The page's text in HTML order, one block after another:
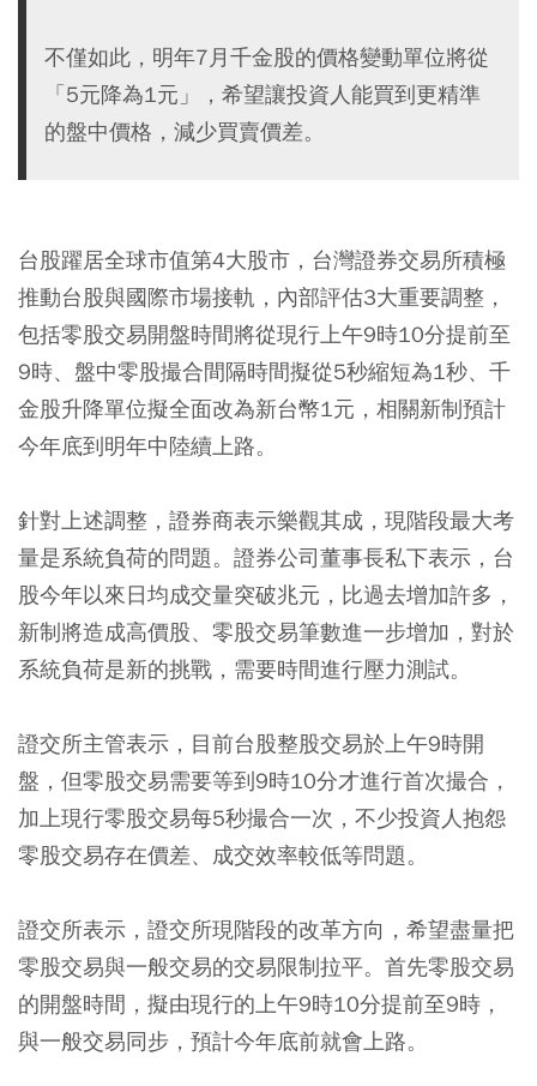
不僅如此，明年7月千金股的價格變動單位將從
「5元降為1元」，希望讓投資人能買到更精準
的盤中價格，減少買賣價差。
台股躍居全球市值第4大股市，台灣證券交易所積極
推動台股與國際市場接軌，內部評估3大重要調整，
包括零股交易開盤時間將從現行上午9時10分提前至
9時、盤中零股撮合間隔時間擬從5秒縮短為1秒、千
金股升降單位擬全面改為新台幣1元，相關新制預計
今年底到明年中陸續上路。
針對上述調整，證券商表示樂觀其成，現階段最大考
量是系統負荷的問題。證券公司董事長私下表示，台
股今年以來日均成交量突破兆元，比過去增加許多，
新制將造成高價股、零股交易筆數進一步增加，對於
系統負荷是新的挑戰，需要時間進行壓力測試。
證交所主管表示，目前台股整股交易於上午9時開
盤，但零股交易需要等到9時10分才進行首次撮合，
加上現行零股交易每5秒撮合一次，不少投資人抱怨
零股交易存在價差、成交效率較低等問題。
證交所表示，證交所現階段的改革方向，希望盡量把
零股交易與一般交易的交易限制拉平。首先零股交易
的開盤時間，擬由現行的上午9時10分提前至9時，
與一般交易同步，預計今年底前就會上路。